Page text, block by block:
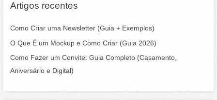
Artigos recentes
Como Criar uma Newsletter (Guia + Exemplos)
O Que É um Mockup e Como Criar (Guia 2026)
Como Fazer um Convite: Guia Completo (Casamento,
Aniversário e Digital)